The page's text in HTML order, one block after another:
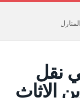
نقل
الاثاث